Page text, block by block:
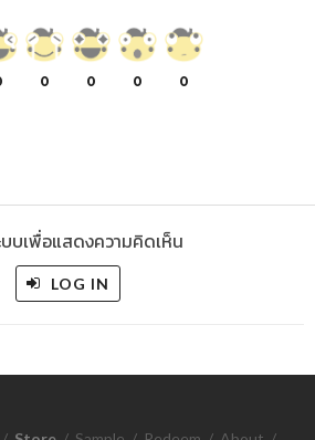
0 0 0 0
บบเพื่อแสดงความคิดเห็น
LOG IN